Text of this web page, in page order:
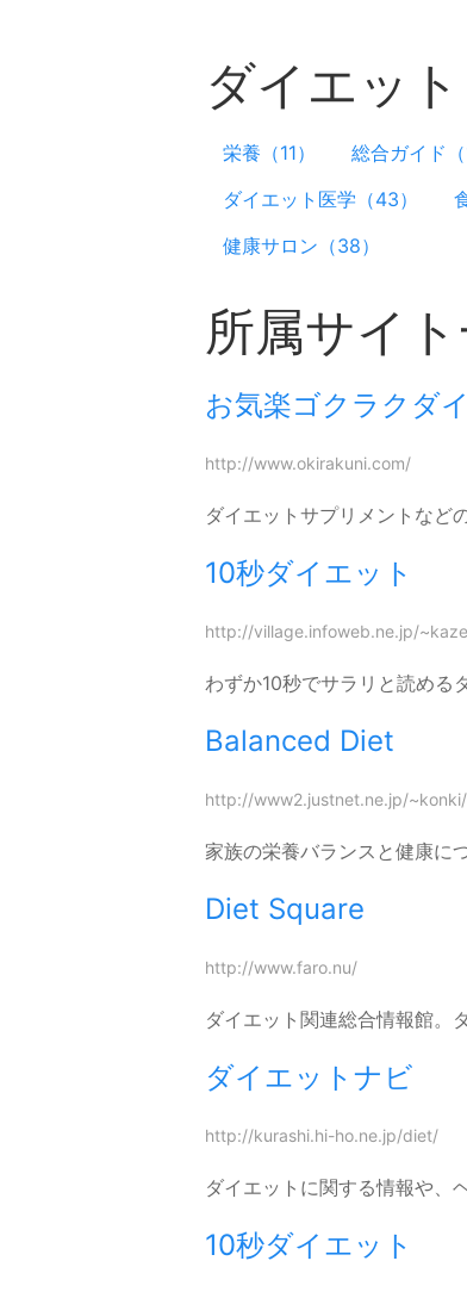
ダイエッ
栄養（11） 総合ガイド（
ダイエット医学（43）
健康サロン（38）
所属サイ
お気楽ゴクラクダ
http://www.okirakuni.com/
ダイエットサプリメントなど
10秒ダイエット
http://village.infoweb.ne.jp/
わずか10秒でサラリと読める
Balanced Diet
http://www2.justnet.ne.jp/~konki/
家族の栄養バランスと健康に
Diet Square
http://www.faro.nu/
ダイエット関連総合情報館。
ダイエットナビ
http://kurashi.hi-ho.ne.jp/diet/
ダイエットに関する情報や、
10秒ダイエット